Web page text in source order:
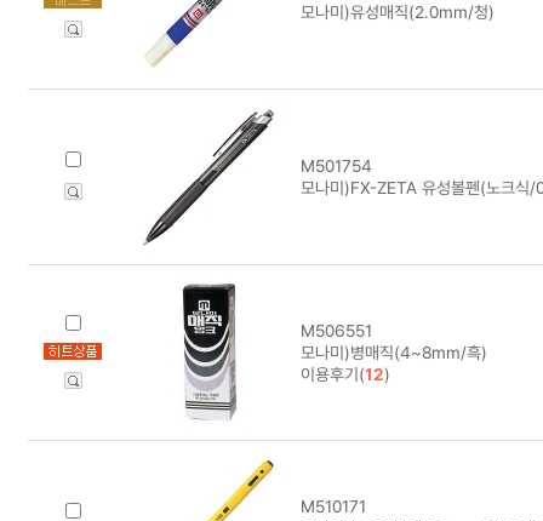
모나미)유성매직(2.0mm/청)
M501754
모나미)FX-ZETA 유성볼펜(노크식
M506551
모나미)병매직(4~8mm/흑)
이용후기(12)
M510171